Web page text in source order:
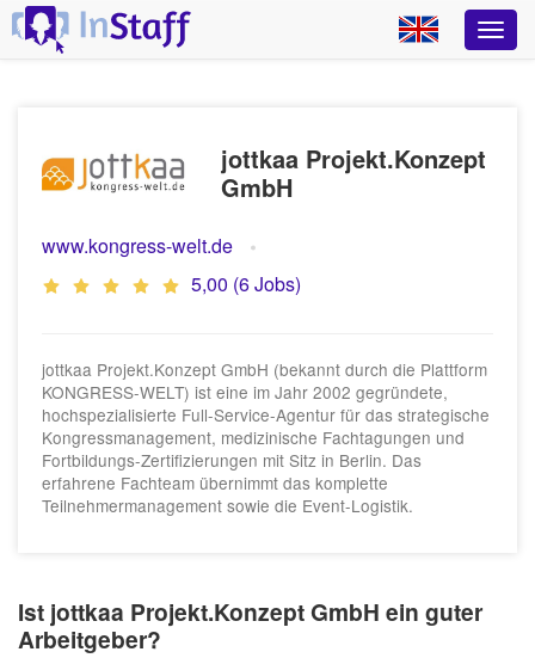
jottkaa Projekt.Konzept
GmbH
www.kongress-welt.de
5,00 (6 Jobs)
jottkaa Projekt.Konzept GmbH (bekannt durch die Plattform
KONGRESS-WELT) ist eine im Jahr 2002 gegründete,
hochspezialisierte Full-Service-Agentur für das strategische
Kongressmanagement, medizinische Fachtagungen und
Fortbildungs-Zertifizierungen mit Sitz in Berlin. Das
erfahrene Fachteam übernimmt das komplette
Teilnehmermanagement sowie die Event-Logistik.
Ist jottkaa Projekt.Konzept GmbH ein guter
Arbeitgeber?